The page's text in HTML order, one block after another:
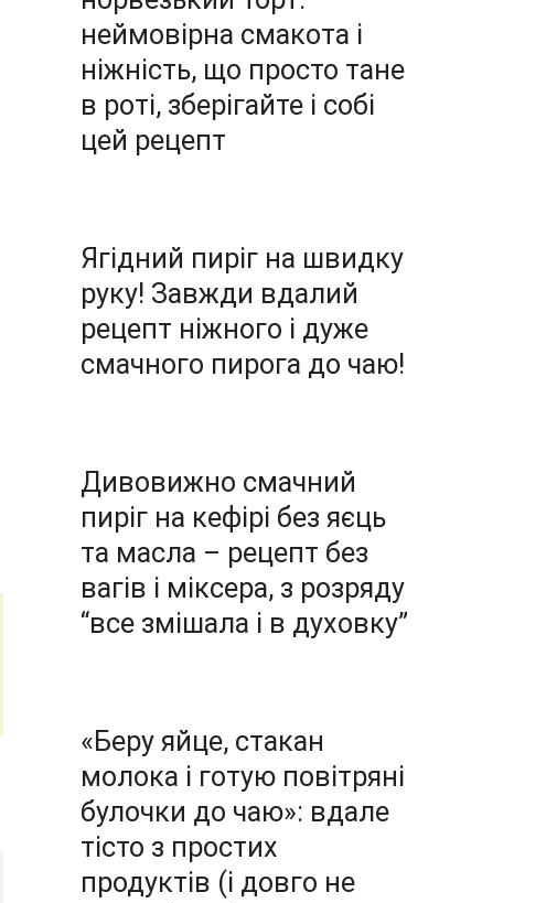
неймовірна смакота і
ніжність, що просто тане
в роті, зберігайте і собі
цей рецепт
Ягідний пиріг на швидку
руку! Завжди вдалий
рецепт ніжного і дуже
смачного пирога до чаю!
Дивовижно смачний
пиріг на кефірі без яєць
та масла – рецепт без
вагів і міксера, з розряду
“все змішала і в духовку”
«Беру яйце, стакан
молока і готую повітряні
булочки до чаю»: вдале
тісто з простих
продуктів (і довго не